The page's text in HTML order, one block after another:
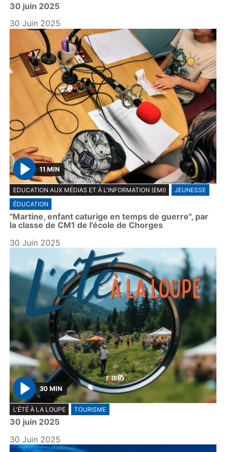
a
y
30 juin 2025
30 Juin 2025
P
l
a
y
11 MIN
EDUCATION AUX MÉDIAS ET À L'INFORMATION (EMI)
JEUNESSE
ÉDUCATION
"Martine, enfant caturige en temps de guerre", par
la classe de CM1 de l'école de Chorges
30 Juin 2025
P
l
a
y
30 MIN
L'ÉTÉ À LA LOUPE TOURISME
30 juin 2025
30 Juin 2025